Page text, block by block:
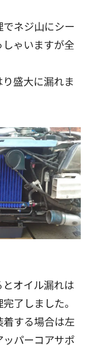
ネジ山にシー
ゃいますが全
盛大に漏れま
オイル漏れは
了しました。
する場合は左
パーコアサポ